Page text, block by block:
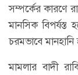
সম্পর্কের কারণে
মানসিক
চরমভাবে
মামলার বাদী